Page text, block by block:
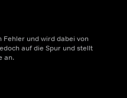
und wird dabei von
auf die Spur und stellt
an.